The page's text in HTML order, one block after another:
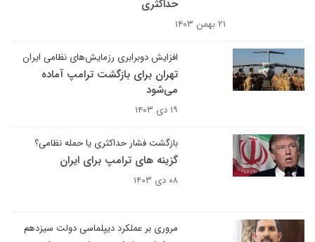
حداکثری
۲۱ بهمن ۱۴۰۳
افزایش دوبرابری رزمایش‌های نظامی ایران
تهران برای بازگشت ترامپ آماده
می‌شود
۱۹ دی ۱۴۰۳
بازگشت فشار حداکثری یا حمله نظامی؟
گزینه های ترامپ برای ایران
۰۸ دی ۱۴۰۳
مروری بر عملکرد دیپلماسی دولت سیزدهم